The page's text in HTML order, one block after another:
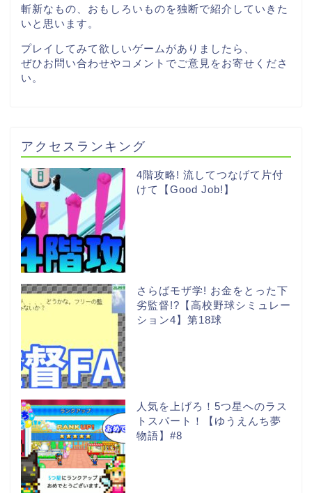
斬新なもの、おもしろいものを独断で紹介していきた
いと思います。
プレイしてみて欲しいゲームがありましたら、
ぜひお問い合わせやコメントでご意見をお寄せくださ
い。
アクセスランキング
4階攻略! 流してつなげて片付
けて【Good Job!】
さらばモザ学! お金をとった下
劣監督!?【高校野球シミュレー
ション4】第18球
人気を上げろ！5つ星へのラス
トスパート！【ゆうえんち夢
物語】#8